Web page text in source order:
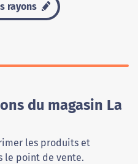
rayons
du magasin La
les produits et
le point de vente.